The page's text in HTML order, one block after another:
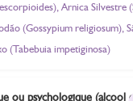
Arnica Silvestre
(Gossypium religiosum),
(Tabebuia impetiginosa)
ou psychologique (alcool